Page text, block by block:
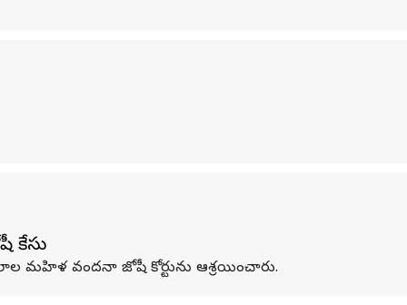
కేసు
మహిళ వందనా జోషీ కోర్టును ఆశ్రయించారు.